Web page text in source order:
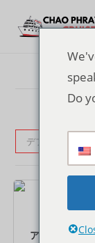
デフォルト表示
アジアティー
Do